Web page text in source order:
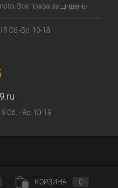
Все права защищены.
Сб.-Вс. 10-18
Сб..- Вс. 10-18
КОРЗИНА 0